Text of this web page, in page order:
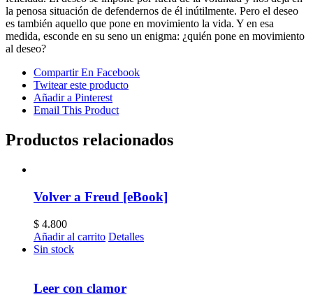
la penosa situación de defendernos de él inútilmente. Pero el deseo
es también aquello que pone en movimiento la vida. Y en esa
medida, esconde en su seno un enigma: ¿quién pone en movimiento
al deseo?
Compartir En Facebook
Twitear este producto
Añadir a Pinterest
Email This Product
Productos relacionados
Volver a Freud [eBook]
$ 4.800
Añadir al carrito Detalles
Sin stock
Leer con clamor